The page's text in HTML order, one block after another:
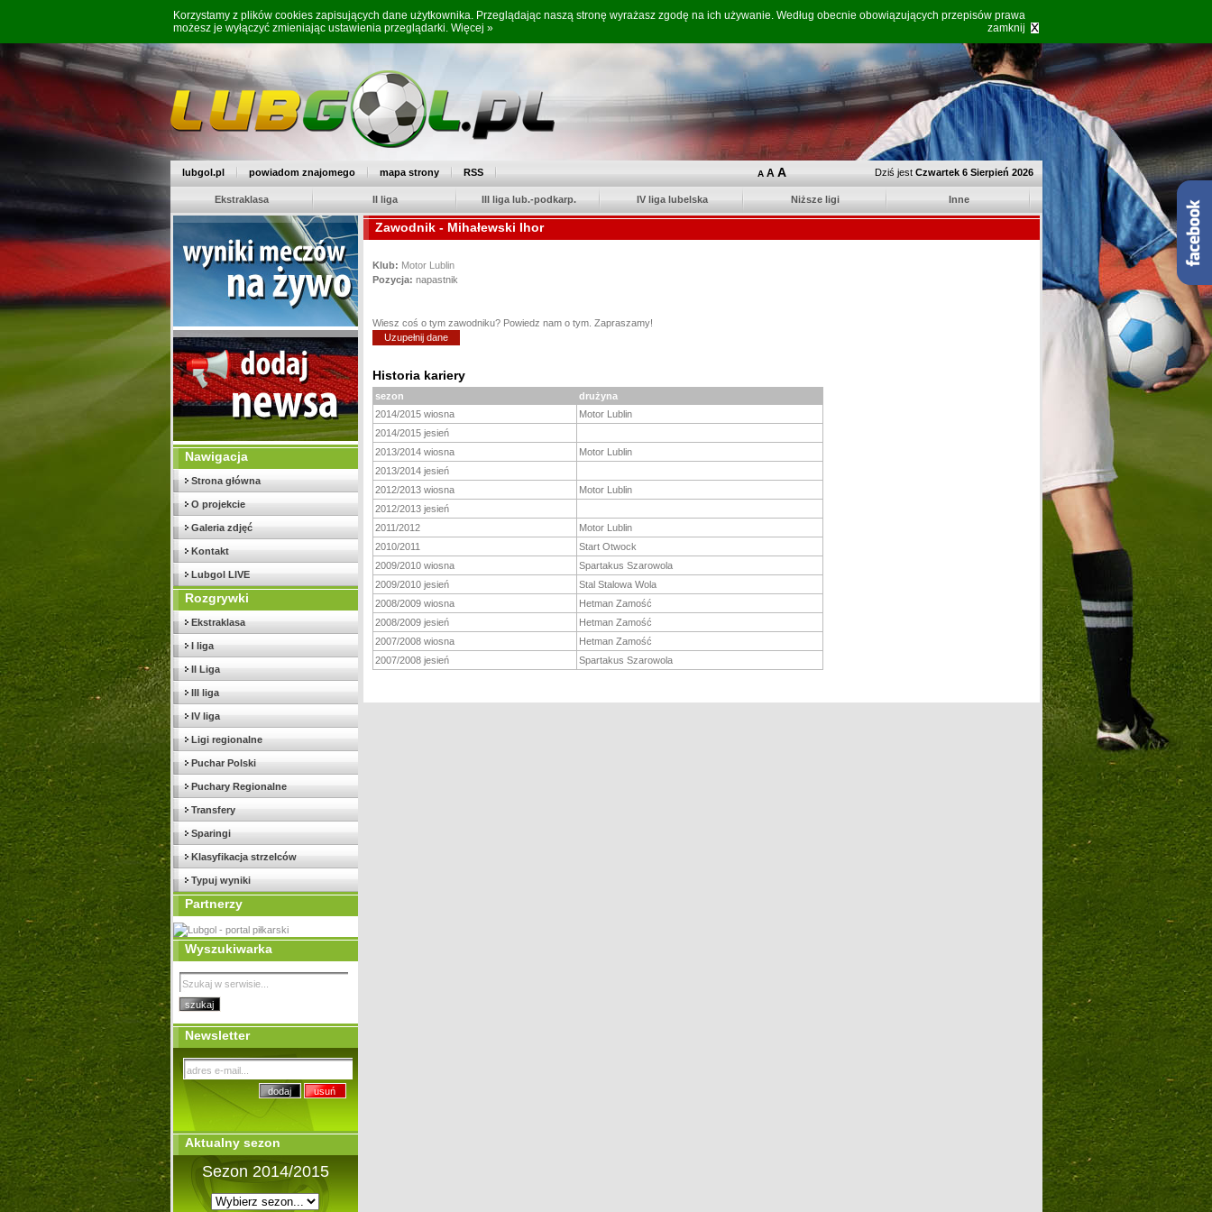
Korzystamy z plików cookies zapisujących dane użytkownika. Przeglądając naszą stronę wyrażasz zgodę na ich używanie. Według obecnie obowiązujących przepisów prawa
możesz je wyłączyć zmieniając ustawienia przeglądarki. Więcej » zamknij
lubgol.pl powiadom znajomego mapa strony RSS A A A Dziś jest Czwartek 6 Sierpień 2026
Ekstraklasa II liga III liga lub.-podkarp. IV liga lubelska Niższe ligi Inne
Nawigacja
Strona główna
O projekcie
Galeria zdjęć
Kontakt
Lubgol LIVE
Rozgrywki
Ekstraklasa
I liga
II Liga
III liga
IV liga
Ligi regionalne
Puchar Polski
Puchary Regionalne
Transfery
Sparingi
Klasyfikacja strzelców
Typuj wyniki
Partnerzy
Wyszukiwarka
Newsletter
Aktualny sezon
Sezon 2014/2015
Zawodnik - Mihałewski Ihor
Klub: Motor Lublin
Pozycja: napastnik
Wiesz coś o tym zawodniku? Powiedz nam o tym. Zapraszamy!
Uzupełnij dane
Historia kariery
sezon
drużyna
2014/2015 wiosna
Motor Lublin
2014/2015 jesień
2013/2014 wiosna
Motor Lublin
2013/2014 jesień
2012/2013 wiosna
Motor Lublin
2012/2013 jesień
2011/2012
Motor Lublin
2010/2011
Start Otwock
2009/2010 wiosna
Spartakus Szarowola
2009/2010 jesień
Stal Stalowa Wola
2008/2009 wiosna
Hetman Zamość
2008/2009 jesień
Hetman Zamość
2007/2008 wiosna
Hetman Zamość
2007/2008 jesień
Spartakus Szarowola